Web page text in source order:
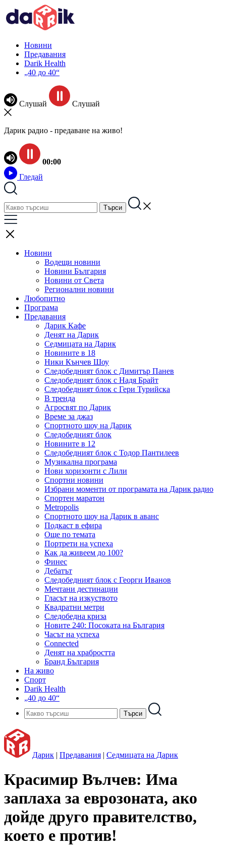
Новини
Предавания
Darik Health
„40 до 40“
Слушай Слушай
Дарик радио - предаване на живо!
00:00
Гледай
Новини
Водещи новини
Новини България
Новини от Света
Регионални новини
Любопитно
Програма
Предавания
Дарик Кафе
Денят на Дарик
Седмицата на Дарик
Новините в 18
Ники Кънчев Шоу
Следобедният блок с Димитър Панев
Следобедният блок с Надя Брайт
Следобедният блок с Гери Турийска
В тренда
Агросвят по Дарик
Време за джаз
Спортното шоу на Дарик
Следобедният блок
Новините в 12
Следобедният блок с Тодор Пантилеев
Музикална програма
Нови хоризонти с Лили
Спортни новини
Избрани моменти от програмата на Дарик радио
Спортен маратон
Metropolis
Спортното шоу на Дарик в аванс
Подкаст в ефира
Още по темата
Портрети на успеха
Как да живеем до 100?
Финес
Дебатът
Следобедният блок с Георги Иванов
Мечтани дестинации
Гласът на изкуството
Квадратни метри
Следобедна криза
Новите 240: Посоката на България
Часът на успеха
Connected
Денят на храбростта
Бранд България
На живо
Спорт
Darik Health
„40 до 40“
Дарик | Предавания | Седмицата на Дарик
Красимир Вълчев: Има
заплаха за еврозоната, ако
дойде друго правителство,
което е против!